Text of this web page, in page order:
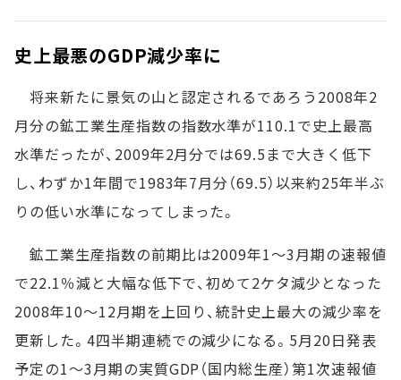
史上最悪のGDP減少率に
将来新たに景気の山と認定されるであろう2008年2
月分の鉱工業生産指数の指数水準が110.1で史上最高
水準だったが、2009年2月分では69.5まで大きく低下
し、わずか1年間で1983年7月分（69.5）以来約25年半ぶ
りの低い水準になってしまった。
鉱工業生産指数の前期比は2009年1～3月期の速報値
で22.1％減と大幅な低下で、初めて2ケタ減少となった
2008年10～12月期を上回り、統計史上最大の減少率を
更新した。4四半期連続での減少になる。5月20日発表
予定の1～3月期の実質GDP（国内総生産）第1次速報値